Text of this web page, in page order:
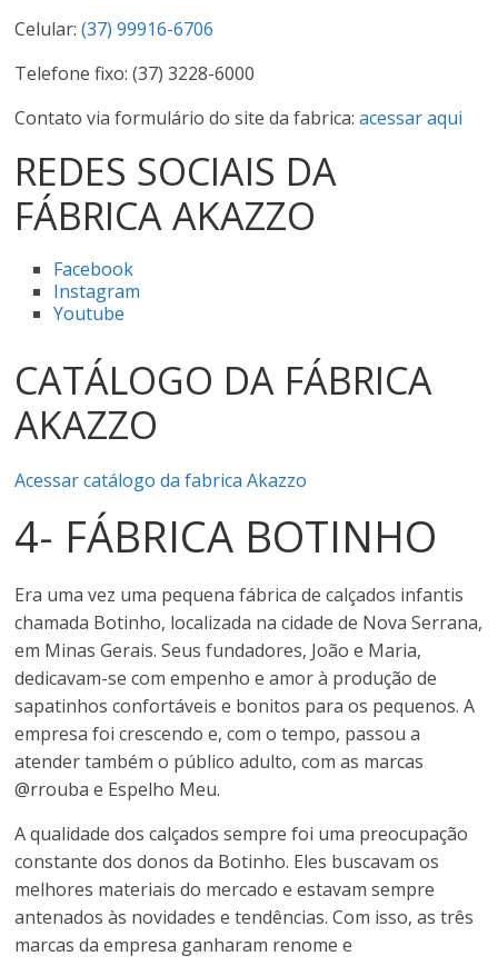
Celular:(37) 99916-6706
Telefone fixo: (37) 3228-6000
Contato via formulário do site da fabrica:acessar aqui
REDES SOCIAIS DA
FÁBRICA AKAZZO
Facebook
Instagram
Youtube
CATÁLOGO DA FÁBRICA
AKAZZO
Acessar catálogo da fabrica Akazzo
4- FÁBRICA BOTINHO
Era uma vez uma pequena fábrica de calçados infantis
chamada Botinho, localizada na cidade de Nova Serrana,
em Minas Gerais. Seus fundadores, João e Maria,
dedicavam-se com empenho e amor à produção de
sapatinhos confortáveis e bonitos para os pequenos. A
empresa foi crescendo e, com o tempo, passou a
atender também o público adulto, com as marcas
@rrouba e Espelho Meu.
A qualidade dos calçados sempre foi uma preocupação
constante dos donos da Botinho. Eles buscavam os
melhores materiais do mercado e estavam sempre
antenados às novidades e tendências. Com isso, as três
marcas da empresa ganharam renome e